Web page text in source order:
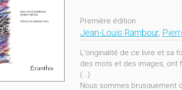
Première édition
Jean-Louis Rambour,
L'originalité de ce livre et sa
des mots et des images, ont
(…)
Nous sommes brusquement